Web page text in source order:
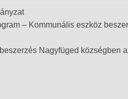
– Kommunális eszköz
Nagyfüged községben